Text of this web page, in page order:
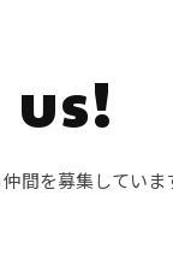
間を募集していま